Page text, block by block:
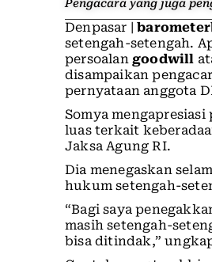
Pengacara yang juga
Denpasar |
setengah-setengah.
persoalan goodwill
disampaikan
pernyataan anggota
Somya
luas terkait
Jaksa Agung RI.
Dia menegaskan
hukum setengah-
“Bagi saya
masih setengah-
bisa ditindak,”